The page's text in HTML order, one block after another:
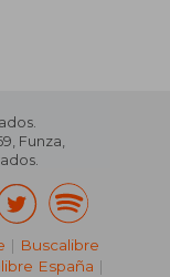
, Funza,
| Buscalibre
España |